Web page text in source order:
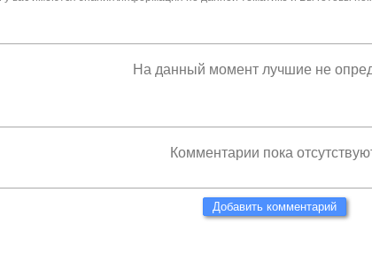
На данный момент лучшие не
Комментарии пока
Добавить комментарий